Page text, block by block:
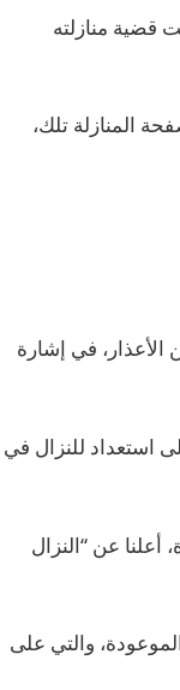
قضية منازلته
المنازلة تلك،
في إشارة
للنزال في
عن “النزال
والتي على